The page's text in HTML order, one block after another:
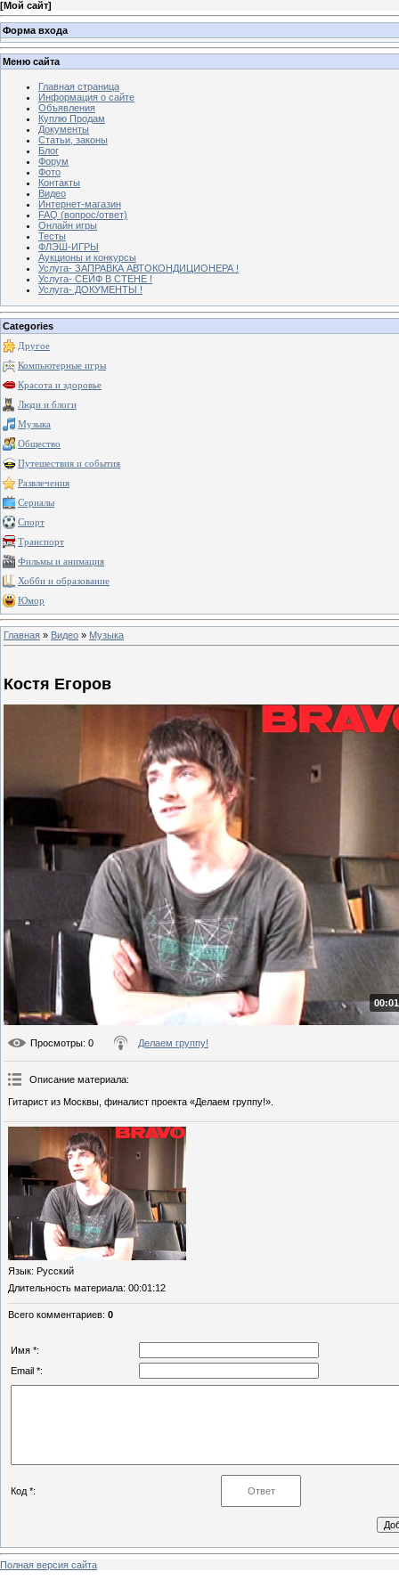
[Мой сайт]
Форма входа
Меню сайта
Главная страница
Информация о сайте
Объявления
Куплю Продам
Документы
Статьи, законы
Блог
Форум
Фото
Контакты
Видео
Интернет-магазин
FAQ (вопрос/ответ)
Онлайн игры
Тесты
ФЛЭШ-ИГРЫ
Аукционы и конкурсы
Услуга- ЗАПРАВКА АВТОКОНДИЦИОНЕРА !
Услуга- СЕЙФ В СТЕНЕ !
Услуга- ДОКУМЕНТЫ !
Categories
Другое
Компьютерные игры
Красота и здоровье
Люди и блоги
Музыка
Общество
Путешествия и события
Развлечения
Сериалы
Спорт
Транспорт
Фильмы и анимация
Хобби и образование
Юмор
Главная » Видео » Музыка
Костя Егоров
Просмотры: 0 Делаем группу!
Описание материала:
Гитарист из Москвы, финалист проекта «Делаем группу!».
Язык: Русский
Длительность материала: 00:01:12
Всего комментариев: 0
Имя *:
Email *:
Код *:
Полная версия сайта